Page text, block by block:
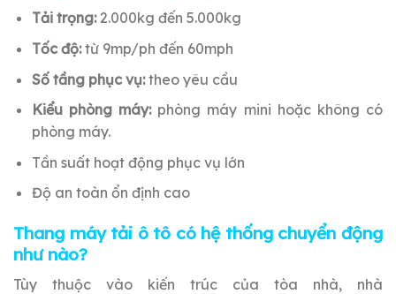
Tải trọng:2.000kg đến 5.000kg
Tốc độ:từ 9mp/ph đến 60mph
Số tầng phục vụ:theo yêu cầu
Kiểu phòng máy:phòng máy mini hoặc không có
phòng máy.
Tần suất hoạt động phục vụ lớn
Độ an toàn ổn định cao
Thang máy tải ô tô có hệ thống chuyển động
như nào?
Tùy thuộc vào kiến trúc của tòa nhà, nhà